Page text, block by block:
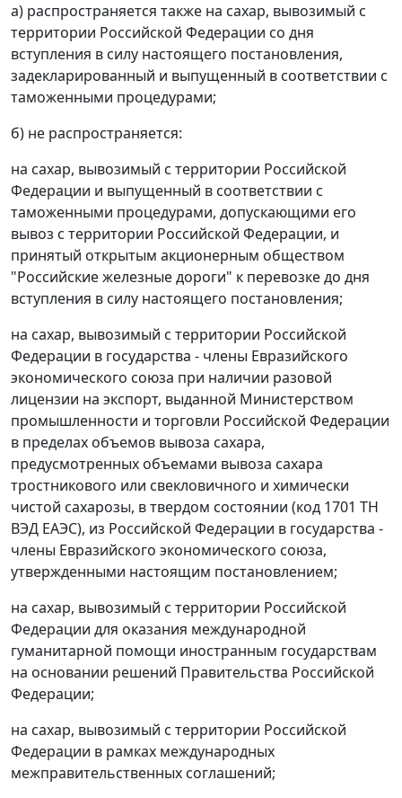
а) распространяется также на сахар, вывозимый с
территории Российской Федерации со дня
вступления в силу настоящего постановления,
задекларированный и выпущенный в соответствии с
таможенными процедурами;
б) не распространяется:
на сахар, вывозимый с территории Российской
Федерации и выпущенный в соответствии с
таможенными процедурами, допускающими его
вывоз с территории Российской Федерации, и
принятый открытым акционерным обществом
"Российские железные дороги" к перевозке до дня
вступления в силу настоящего постановления;
на сахар, вывозимый с территории Российской
Федерации в государства - члены Евразийского
экономического союза при наличии разовой
лицензии на экспорт, выданной Министерством
промышленности и торговли Российской Федерации
в пределах объемов вывоза сахара,
предусмотренных объемами вывоза сахара
тростникового или свекловичного и химически
чистой сахарозы, в твердом состоянии (код 1701 ТН
ВЭД ЕАЭС), из Российской Федерации в государства -
члены Евразийского экономического союза,
утвержденными настоящим постановлением;
на сахар, вывозимый с территории Российской
Федерации для оказания международной
гуманитарной помощи иностранным государствам
на основании решений Правительства Российской
Федерации;
на сахар, вывозимый с территории Российской
Федерации в рамках международных
межправительственных соглашений;